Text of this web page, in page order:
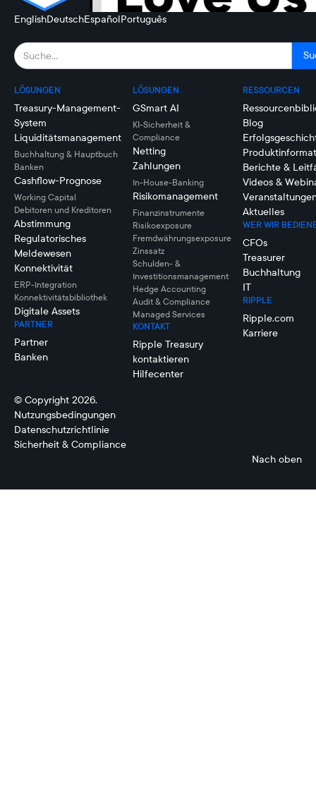
EnglishDeutschEspañolPortuguês
LÖSUNGEN
Treasury-Management-
System
Liquiditätsmanagement
Buchhaltung & Hauptbuch
Banken
Cashflow-Prognose
Working Capital
Debitoren und Kreditoren
Abstimmung
Regulatorisches
Meldewesen
Konnektivität
ERP-Integration
Konnektivitätsbibliothek
Digitale Assets
PARTNER
Partner
Banken
LÖSUNGEN
GSmart AI
KI-Sicherheit &
Compliance
Netting
Zahlungen
In-House-Banking
Risikomanagement
Finanzinstrumente
Risikoexposure
Fremdwährungsexposure
Zinssatz
Schulden- &
Investitionsmanagement
Hedge Accounting
Audit & Compliance
Managed Services
KONTAKT
Ripple Treasury
kontaktieren
Hilfecenter
RESSOURCEN
Blog
Berichte &
Videos &
Aktuelles
WER WIR
CFOs
Treasurer
Buchhaltung
IT
RIPPLE
Ripple.com
Karriere
© Copyright 2026.
Nutzungsbedingungen
Datenschutzrichtlinie
Sicherheit & Compliance
Nach oben